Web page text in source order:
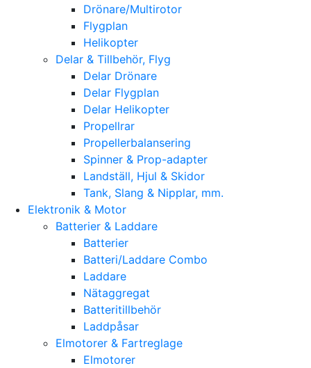
Drönare/Multirotor
Flygplan
Helikopter
Delar & Tillbehör, Flyg
Delar Drönare
Delar Flygplan
Delar Helikopter
Propellrar
Propellerbalansering
Spinner & Prop-adapter
Landställ, Hjul & Skidor
Tank, Slang & Nipplar, mm.
Elektronik & Motor
Batterier & Laddare
Batterier
Batteri/Laddare Combo
Laddare
Nätaggregat
Batteritillbehör
Laddpåsar
Elmotorer & Fartreglage
Elmotorer